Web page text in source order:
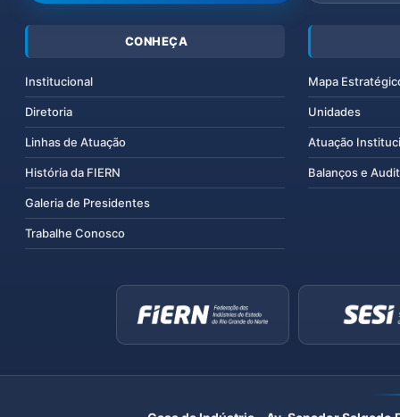
CONHEÇA
Institucional
Diretoria
Linhas de Atuação
História da FIERN
Galeria de Presidentes
Trabalhe Conosco
Mapa
Unidades
Atuação
Balanços e